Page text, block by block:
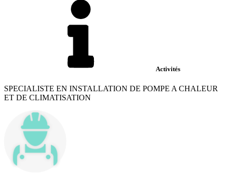
Activités
SPECIALISTE EN INSTALLATION DE POMPE A CHALEUR
ET DE CLIMATISATION